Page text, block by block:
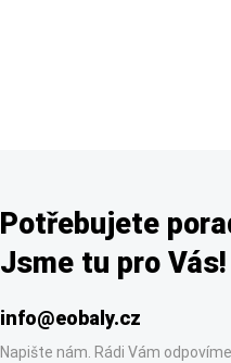
Potřebujete
Jsme tu pro Vás!
info@eobaly.cz
Napište nám. Rádi Vám